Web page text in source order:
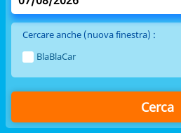
Cercare anche (nuova finestra) :
BlaBlaCar
Cerca